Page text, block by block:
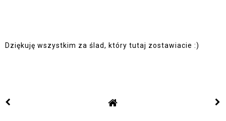
Dziękuję wszystkim za ślad, który tutaj zostawiacie :)